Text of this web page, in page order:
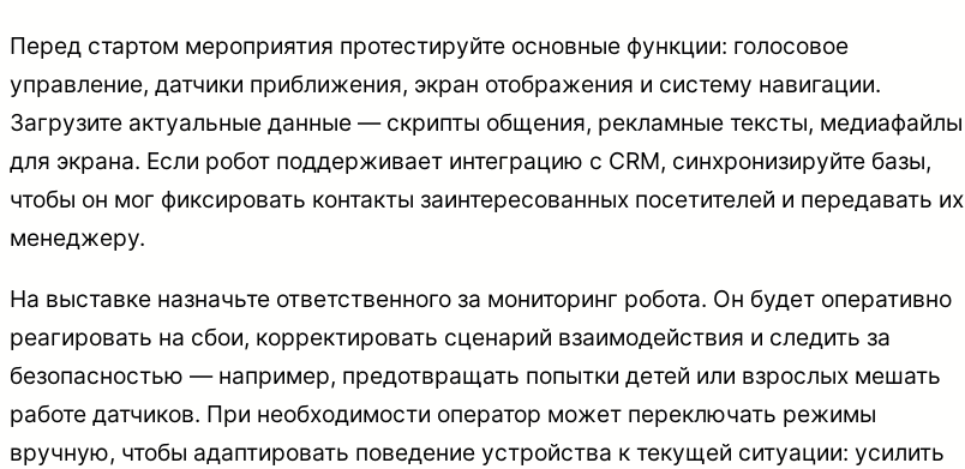
Перед стартом мероприятия протестируйте основные функции: голосовое
управление, датчики приближения, экран отображения и систему навигации.
Загрузите актуальные данные — скрипты общения, рекламные тексты, медиафайлы
для экрана. Если робот поддерживает интеграцию с CRM, синхронизируйте базы,
чтобы он мог фиксировать контакты заинтересованных посетителей и передавать их
менеджеру.
На выставке назначьте ответственного за мониторинг робота. Он будет оперативно
реагировать на сбои, корректировать сценарий взаимодействия и следить за
безопасностью — например, предотвращать попытки детей или взрослых мешать
работе датчиков. При необходимости оператор может переключать режимы
вручную, чтобы адаптировать поведение устройства к текущей ситуации: усилить